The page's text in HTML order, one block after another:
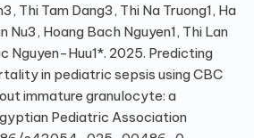
Thi Tam Dang3, Thi Na Truong1, Ha
Nu3, Hoang Bach Nguyen1, Thi Lan
Nguyen-Huu1*. 2025. Predicting
in pediatric sepsis using CBC
immature granulocyte: a
Pediatric Association